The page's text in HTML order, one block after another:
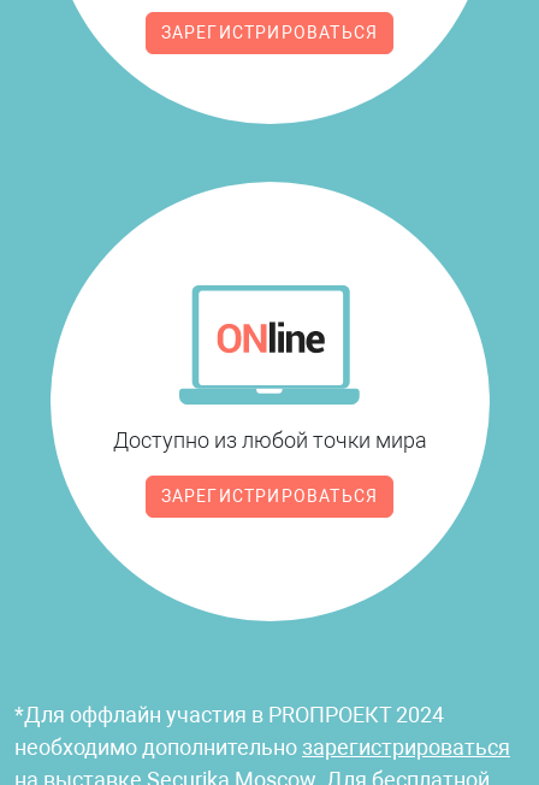
ЗАРЕГИСТРИРОВАТЬСЯ
Доступно из любой точки мира
ЗАРЕГИСТРИРОВАТЬСЯ
*Для оффлайн участия в PROПРОЕКТ 2024
необходимо дополнительно зарегистрироваться
на выставке Securika Moscow . Для бесплатной